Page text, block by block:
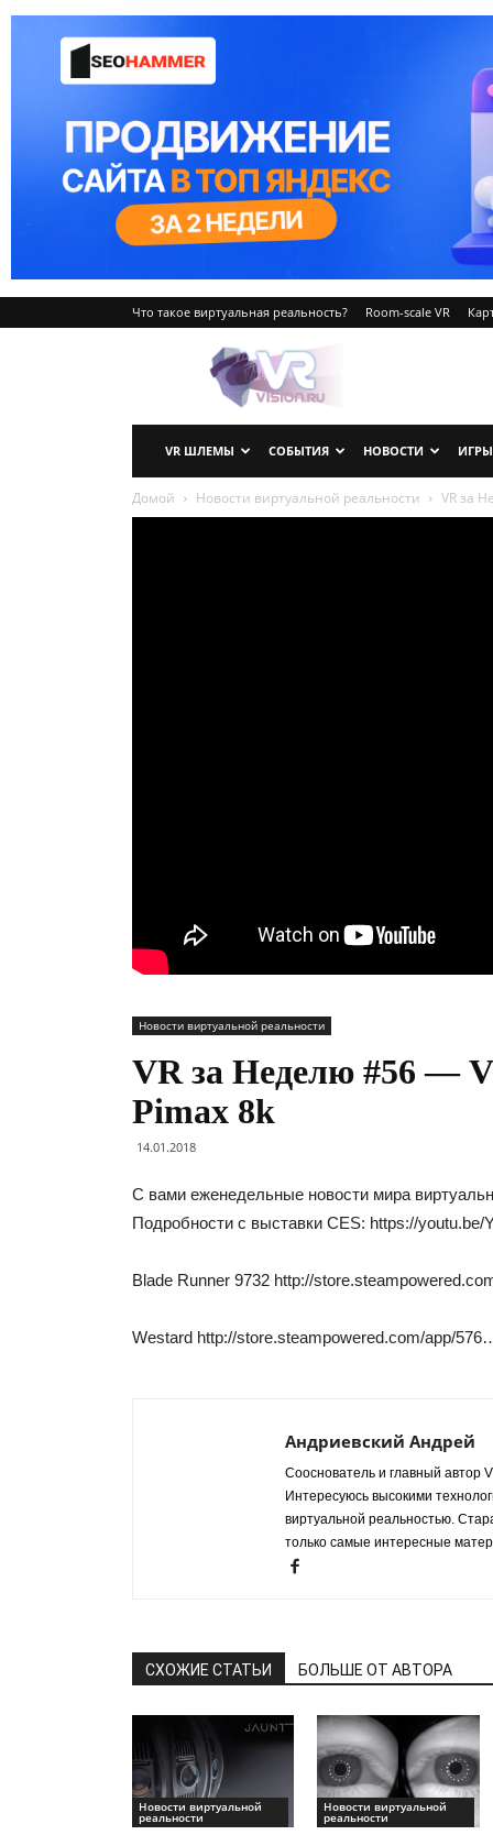
Что такое виртуальная реальность? Room-scale VR
VRvision.ru
VR ШЛЕМЫ СОБЫТИЯ НОВОСТИ ИГРЫ
Домой Новости виртуальной реальности VR за
Новости виртуальной реальности
VR за Неделю #56 —
Pimax 8k
14.01.2018
С вами еженедельные новости мира
Подробности с выставки CES: https://youtu.be/
Blade Runner 9732 http://
Westard http://store.steampowered.com/app/
Андриевский Андрей
Сооснователь и главный автор
Интересуюсь высокими
виртуальной реальностью.
только самые интересные
СХОЖИЕ СТАТЬИ БОЛЬШЕ ОТ АВТОРА
Новости виртуальной
реальности
Новости виртуальной
реальности